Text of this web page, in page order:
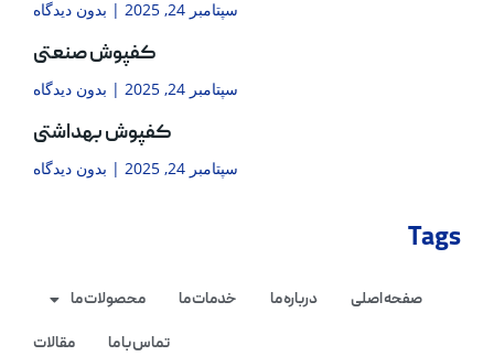
سپتامبر 24, 2025 بدون دیدگاه
کفپوش صنعتی
سپتامبر 24, 2025 بدون دیدگاه
کفپوش بهداشتی
سپتامبر 24, 2025 بدون دیدگاه
Tags
صفحه اصلی درباره ما خدمات ما
محصولات ما
تماس با ما
مقالات